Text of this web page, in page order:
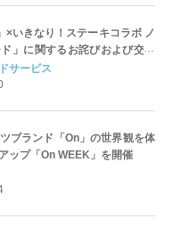
×いきなり！ステーキコラボ ノ
」に関するお詫びおよび交換
サービス
ブランド「On」の世界観を体
ップ「On WEEK」を開催